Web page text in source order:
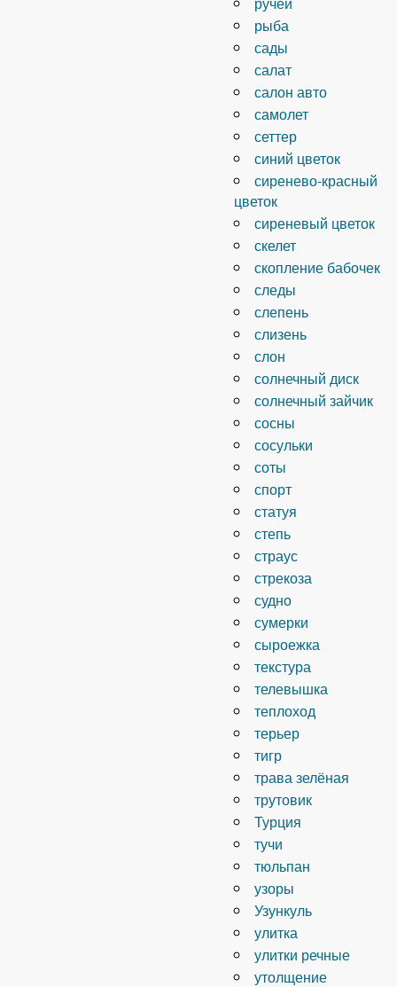
рыба
сады
салат
салон авто
самолет
сеттер
синий цветок
сиренево-красный
цветок
сиреневый цветок
скелет
скопление бабочек
следы
слепень
слизень
слон
солнечный диск
солнечный зайчик
сосны
сосульки
соты
спорт
статуя
степь
страус
стрекоза
судно
сумерки
сыроежка
текстура
телевышка
теплоход
терьер
тигр
трава зелёная
трутовик
Турция
тучи
тюльпан
узоры
Узункуль
улитка
улитки речные
утолщение